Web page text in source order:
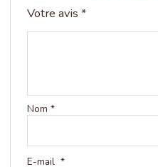
Votre avis *
Nom *
E-mail *